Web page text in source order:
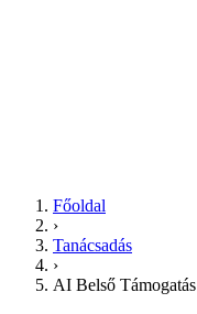
Főoldal
›
Tanácsadás
›
AI Belső Támogatás